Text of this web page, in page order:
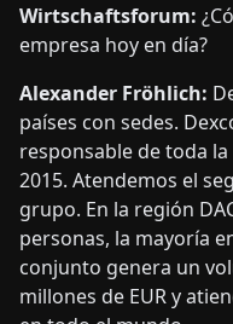
Wirtschaftsforum:
empresa hoy en día?
Alexander Fröhlich:
países con sedes.
responsable de toda
2015. Atendemos el
grupo. En la región
personas, la mayoría
conjunto genera un
millones de EUR y